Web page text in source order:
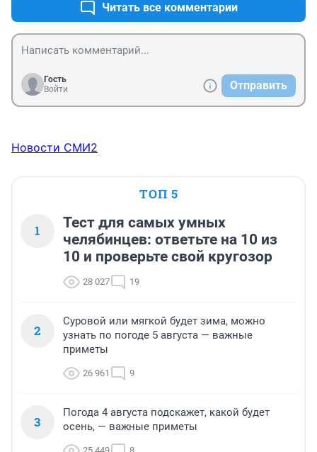
Читать все комментарии
Гость
Войти
Отправить
Новости СМИ2
ТОП 5
1
Тест для самых умных
челябинцев: ответьте на 10 из
10 и проверьте свой кругозор
28 027 19
2
Суровой или мягкой будет зима, можно
узнать по погоде 5 августа — важные
приметы
26 961 9
3
Погода 4 августа подскажет, какой будет
осень, — важные приметы